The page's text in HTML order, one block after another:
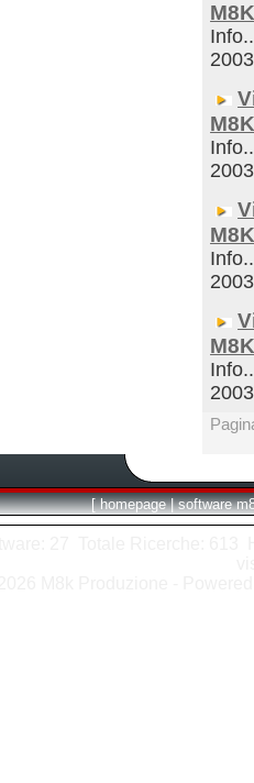
2003
2003
2003
2003
[ homepage | software